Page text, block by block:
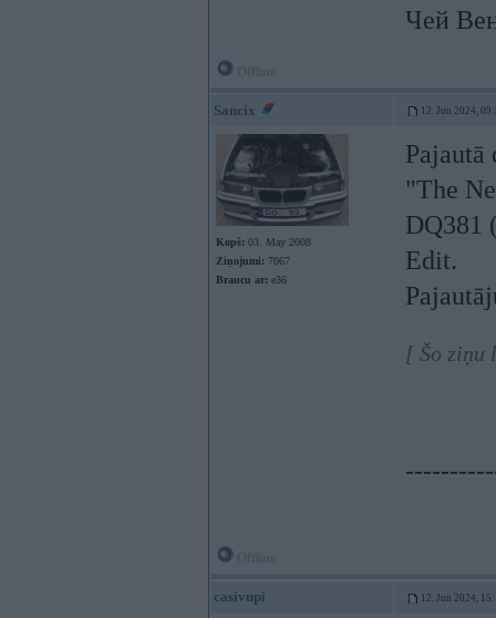
Чей
Sancix 12. Jun 2024,
Kopš: 03. May 2008
Ziņojumi: 7067
Braucu ar: e36
Pajautā
"The
DQ381
Edit.
[ Šo ziņu
casivupi 12. Jun 2024,